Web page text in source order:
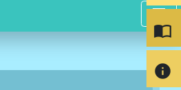
menu
import_contacts
info